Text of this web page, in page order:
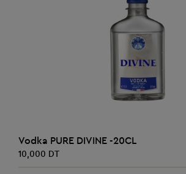
AJOUTER AU PANIER
Vodka PURE DIVINE -20CL
10,000 DT